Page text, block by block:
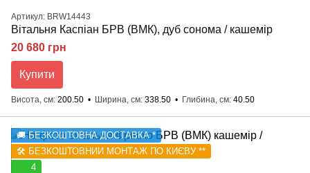
Артикул: BRW14443
Вітальня Каспіан БРВ (ВМК), дуб сонома / кашемір
20 680 грн
Купити
Висота, см 200.50 Ширина, см 338.50 Глибина, см 40.50
🚚 БЕЗКОШТОВНА ДОСТАВКА *
🛠️ БЕЗКОШТОВНИЙ МОНТАЖ ПО КИЄВУ **
4